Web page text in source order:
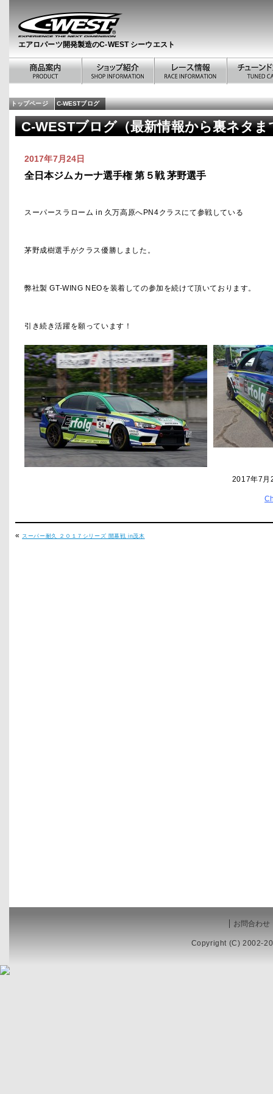
エアロパーツ開発製造のC-WEST シーウエスト
トップページ C-WESTブログ
C-WESTブログ（最新情報から裏ネタま
2017年7月24日
全日本ジムカーナ選手権 第５戦 茅野選手
スーパースラローム in 久万高原へPN4クラスにて参戦している
茅野成樹選手がクラス優勝しました。
弊社製 GT-WING NEOを装着しての参加を続けて頂いております。
引き続き活躍を願っています！
2017年7月
« スーパー耐久 ２０１７シリーズ 開幕戦 in茂木
お問合わせ
Copyright (C) 2002-